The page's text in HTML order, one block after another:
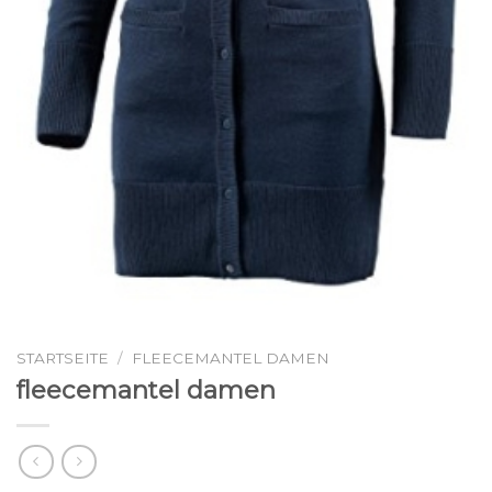
STARTSEITE / FLEECEMANTEL DAMEN
fleecemantel damen